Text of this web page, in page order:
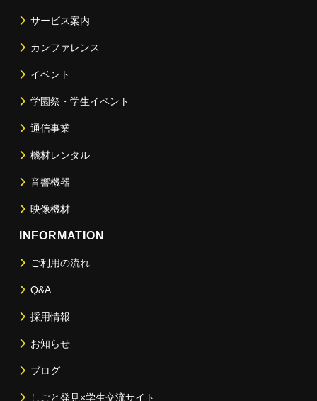
サービス案内
カンファレンス
イベント
学園祭・学生イベント
通信事業
機材レンタル
音響機器
映像機材
INFORMATION
ご利用の流れ
Q&A
採用情報
お知らせ
ブログ
しごと発見×学生交流サイト